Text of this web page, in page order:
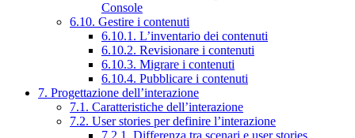
Console
6.10. Gestire i contenuti
6.10.1. L’inventario dei contenuti
6.10.2. Revisionare i contenuti
6.10.3. Migrare i contenuti
6.10.4. Pubblicare i contenuti
7. Progettazione dell’interazione
7.1. Caratteristiche dell’interazione
7.2. User stories per definire l’interazione
7.2.1. Differenza tra scenari e user stories